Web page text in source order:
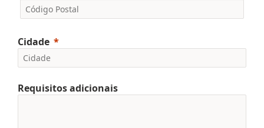
Cidade
Requisitos adicionais